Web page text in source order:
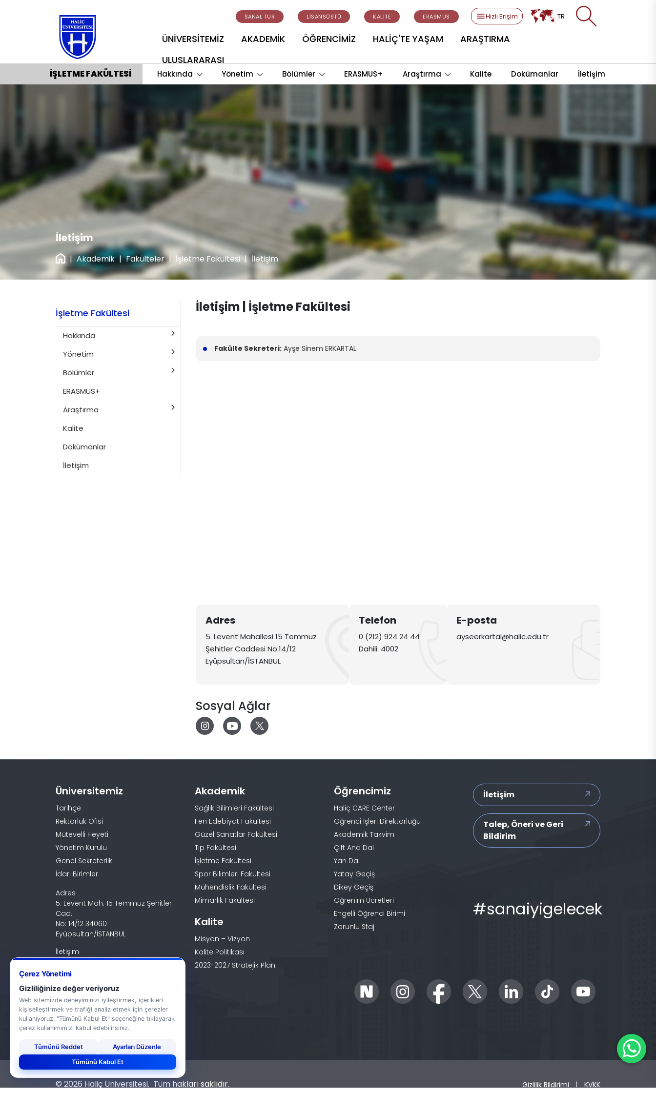
SANAL TUR LİSANSÜSTÜ KALİTE ERASMUS Hızlı Erişim TR
ÜNİVERSİTEMİZ AKADEMİK ÖĞRENCİMİZ HALİÇ'TE YAŞAM
ARAŞTIRMA
ULUSLARARASI
İŞLETME FAKÜLTESI Hakkında Yönetim Bölümler ERASMUS+ Araştırma Kalite Dokümanlar İletişim
İletişim
| Akademik | Fakülteler | İşletme Fakültesi | İletişim
İşletme Fakültesi
Hakkında
Yönetim
Bölümler
ERASMUS+
Araştırma
Kalite
Dokümanlar
İletişim
İletişim | İşletme Fakültesi
Fakülte Sekreteri:Ayşe Sinem ERKARTAL
Adres
5. Levent Mahallesi 15 Temmuz
Şehitler Caddesi No:14/12
Eyüpsultan/İSTANBUL
Telefon
0 (212) 924 24 44
Dahili: 4002
E-posta
ayseerkartal@halic.edu.tr
Sosyal Ağlar
Üniversitemiz
Tarihçe
Rektörlük Ofisi
Mütevelli Heyeti
Yönetim Kurulu
Genel Sekreterlik
İdari Birimler
Adres
5. Levent Mah. 15 Temmuz Şehitler
Cad.
No: 14/12 34060
Eyüpsultan/İSTANBUL
İletişim
0 (212) 924 24 44
Akademik
Sağlık Bilimleri Fakültesi
Fen Edebiyat Fakültesi
Güzel Sanatlar Fakültesi
Tıp Fakültesi
İşletme Fakültesi
Spor Bilimleri Fakültesi
Mühendislik Fakültesi
Mimarlık Fakültesi
Kalite
Misyon – Vizyon
Kalite Politikası
2023-2027 Stratejik Plan
Öğrencimiz
Haliç CARE Center
Öğrenci İşleri Direktörlüğü
Akademik Takvim
Çift Ana Dal
Yan Dal
Yatay Geçiş
Dikey Geçiş
Öğrenim Ücretleri
Engelli Öğrenci Birimi
Zorunlu Staj
İletişim
Talep, Öneri ve Geri
Bildirim
#sanaiyigelecek
© 2026 Haliç Üniversitesi. Tüm hakları saklıdır. Gizlilik Bildirimi | KVKK
Çerez Yönetimi
Gizliliğinize değer veriyoruz
Web sitemizde deneyiminizi iyileştirmek, içerikleri
kişiselleştirmek ve trafiği analiz etmek için çerezler
kullanıyoruz. "Tümünü Kabul Et" seçeneğine tıklayarak
çerez kullanımımızı kabul edebilirsiniz.
Tümünü Reddet
Ayarları Düzenle
Tümünü Kabul Et